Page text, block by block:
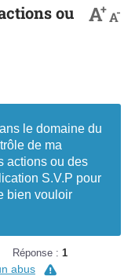
ou
A+A-
le domaine du
de ma
actions ou des
S.V.P pour
bien vouloir
Réponse : 1
abus